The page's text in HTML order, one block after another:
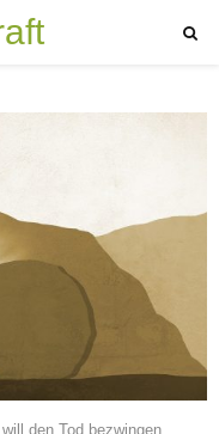
den Tod bezwingen